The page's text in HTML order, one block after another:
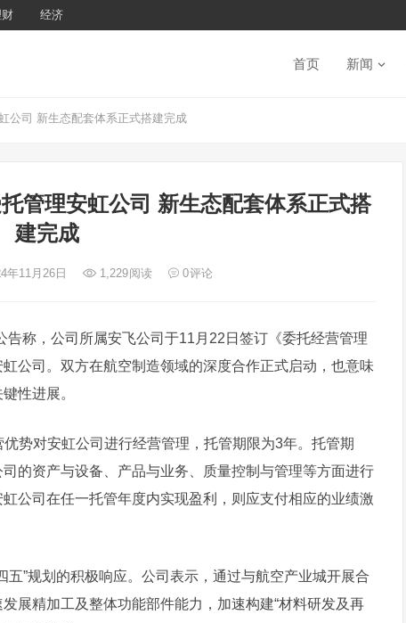
经济
首页 新闻
公司 新生态配套体系正式搭建完成
管理安虹公司 新生态配套体系正式搭
建完成
年11月26日 1,229阅读 0评论
称，公司所属安飞公司于11月22日签订《委托经营管理
公司。双方在航空制造领域的深度合作正式启动，也意味
性进展。
势对安虹公司进行经营管理，托管期限为3年。托管期
的资产与设备、产品与业务、质量控制与管理等方面进行
公司在任一托管年度内实现盈利，则应支付相应的业绩激
五”规划的积极响应。公司表示，通过与航空产业城开展合
展精加工及整体功能部件能力，加速构建“材料研发及再